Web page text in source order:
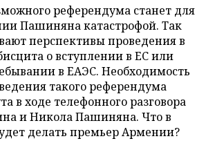
референдума станет для
Пашиняна катастрофой. Так
перспективы проведения в
о вступлении в ЕС или
в ЕАЭС. Необходимость
такого референдума
в ходе телефонного разговора
и Никола Пашиняна. Что в
делать премьер Армении?